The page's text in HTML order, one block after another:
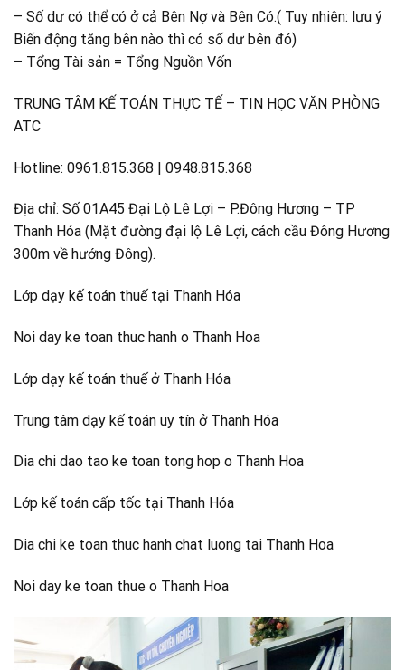
– Số dư có thể có ở cả Bên Nợ và Bên Có.( Tuy nhiên: lưu ý
Biến động tăng bên nào thì có số dư bên đó)
– Tổng Tài sản = Tổng Nguồn Vốn
TRUNG TÂM KẾ TOÁN THỰC TẾ – TIN HỌC VĂN PHÒNG
ATC
Hotline: 0961.815.368 | 0948.815.368
Địa chỉ: Số 01A45 Đại Lộ Lê Lợi – P.Đông Hương – TP
Thanh Hóa (Mặt đường đại lộ Lê Lợi, cách cầu Đông Hương
300m về hướng Đông).
Lớp dạy kế toán thuế tại Thanh Hóa
Noi day ke toan thuc hanh o Thanh Hoa
Lớp dạy kế toán thuế ở Thanh Hóa
Trung tâm dạy kế toán uy tín ở Thanh Hóa
Dia chi dao tao ke toan tong hop o Thanh Hoa
Lớp kế toán cấp tốc tại Thanh Hóa
Dia chi ke toan thuc hanh chat luong tai Thanh Hoa
Noi day ke toan thue o Thanh Hoa